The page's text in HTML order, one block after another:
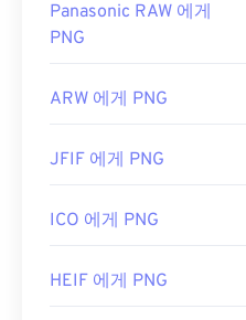
Panasonic RAW 에게
PNG
ARW 에게 PNG
JFIF 에게 PNG
ICO 에게 PNG
HEIF 에게 PNG